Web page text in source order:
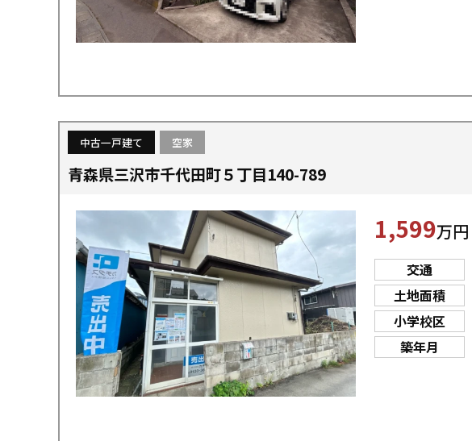
中古一戸建て 空家
青森県三沢市千代田町５丁目140-789
1,599万円
交通
土地面積
小学校区
築年月